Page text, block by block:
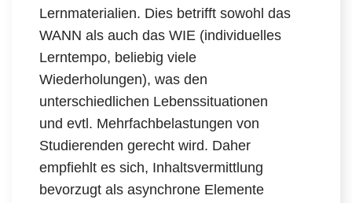
Lernmaterialien. Dies betrifft sowohl das
WANN als auch das WIE (individuelles
Lerntempo, beliebig viele
Wiederholungen), was den
unterschiedlichen Lebenssituationen
und evtl. Mehrfachbelastungen von
Studierenden gerecht wird. Daher
empfiehlt es sich, Inhaltsvermittlung
bevorzugt als asynchrone Elemente